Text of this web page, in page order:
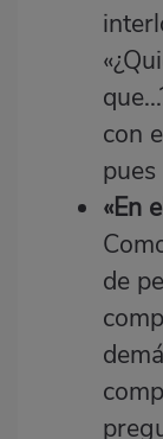
con
pues
«En
de